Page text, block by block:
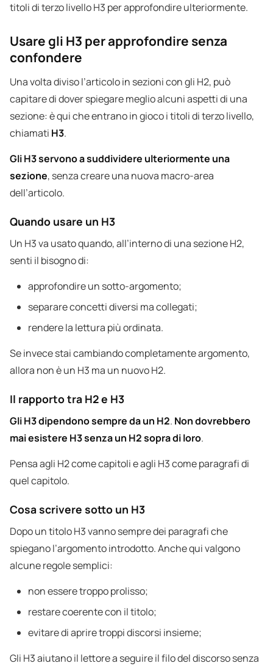
titoli di terzo livello H3 per approfondire ulteriormente.
Usare gli H3 per approfondire senza
confondere
Una volta diviso l’articolo in sezioni con gli H2, può
capitare di dover spiegare meglio alcuni aspetti di una
sezione: è qui che entrano in gioco i titoli di terzo livello,
chiamati H3.
Gli H3 servono a suddividere ulteriormente una
sezione, senza creare una nuova macro-area
dell’articolo.
Quando usare un H3
Un H3 va usato quando, all’interno di una sezione H2,
senti il bisogno di:
approfondire un sotto-argomento;
separare concetti diversi ma collegati;
rendere la lettura più ordinata.
Se invece stai cambiando completamente argomento,
allora non è un H3 ma un nuovo H2.
Il rapporto tra H2 e H3
Gli H3 dipendono sempre da un H2. Non dovrebbero
mai esistere H3 senza un H2 sopra di loro.
Pensa agli H2 come capitoli e agli H3 come paragrafi di
quel capitolo.
Cosa scrivere sotto un H3
Dopo un titolo H3 vanno sempre dei paragrafi che
spiegano l’argomento introdotto. Anche qui valgono
alcune regole semplici:
non essere troppo prolisso;
restare coerente con il titolo;
evitare di aprire troppi discorsi insieme;
Gli H3 aiutano il lettore a seguire il filo del discorso senza